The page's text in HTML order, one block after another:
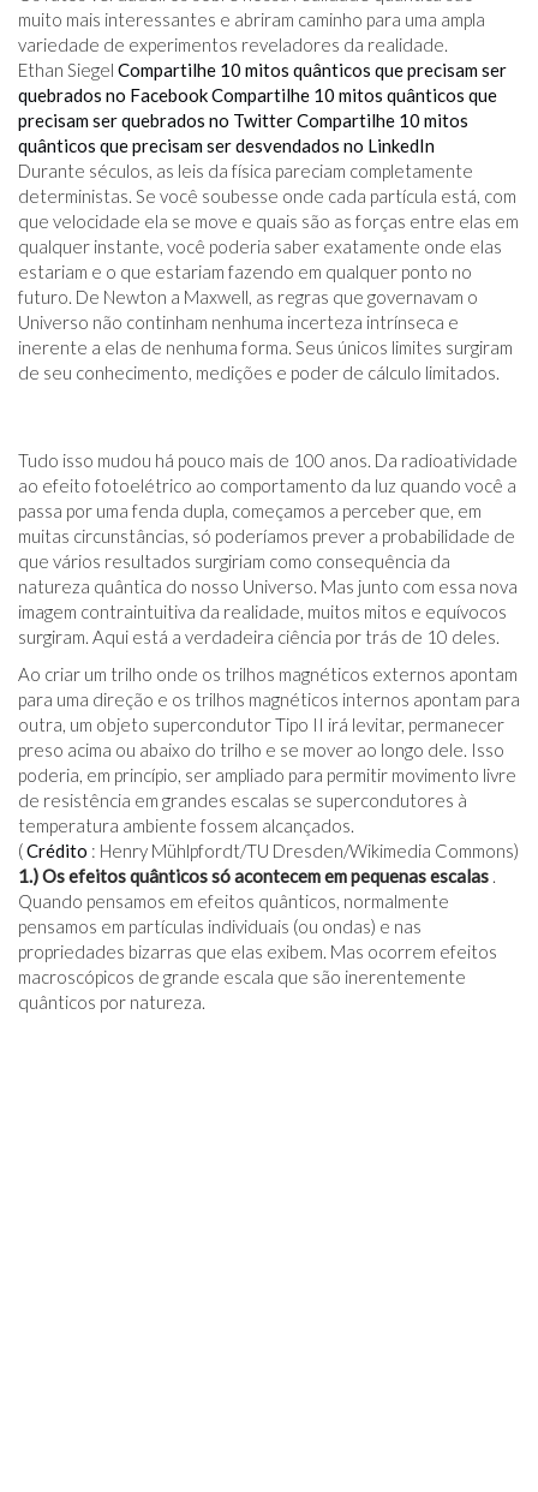
muito mais interessantes e abriram caminho para uma ampla
variedade de experimentos reveladores da realidade.
Ethan Siegel Compartilhe 10 mitos quânticos que precisam ser
quebrados no FacebookCompartilhe 10 mitos quânticos que
precisam ser quebrados no TwitterCompartilhe 10 mitos
quânticos que precisam ser desvendados no LinkedIn
Durante séculos, as leis da física pareciam completamente
deterministas. Se você soubesse onde cada partícula está, com
que velocidade ela se move e quais são as forças entre elas em
qualquer instante, você poderia saber exatamente onde elas
estariam e o que estariam fazendo em qualquer ponto no
futuro. De Newton a Maxwell, as regras que governavam o
Universo não continham nenhuma incerteza intrínseca e
inerente a elas de nenhuma forma. Seus únicos limites surgiram
de seu conhecimento, medições e poder de cálculo limitados.
Tudo isso mudou há pouco mais de 100 anos. Da radioatividade
ao efeito fotoelétrico ao comportamento da luz quando você a
passa por uma fenda dupla, começamos a perceber que, em
muitas circunstâncias, só poderíamos prever a probabilidade de
que vários resultados surgiriam como consequência da
natureza quântica do nosso Universo. Mas junto com essa nova
imagem contraintuitiva da realidade, muitos mitos e equívocos
surgiram. Aqui está a verdadeira ciência por trás de 10 deles.
Ao criar um trilho onde os trilhos magnéticos externos apontam
para uma direção e os trilhos magnéticos internos apontam para
outra, um objeto supercondutor Tipo II irá levitar, permanecer
preso acima ou abaixo do trilho e se mover ao longo dele. Isso
poderia, em princípio, ser ampliado para permitir movimento livre
de resistência em grandes escalas se supercondutores à
temperatura ambiente fossem alcançados.
(Crédito : Henry Mühlpfordt/TU Dresden/Wikimedia Commons)
1.) Os efeitos quânticos só acontecem em pequenas escalas .
Quando pensamos em efeitos quânticos, normalmente
pensamos em partículas individuais (ou ondas) e nas
propriedades bizarras que elas exibem. Mas ocorrem efeitos
macroscópicos de grande escala que são inerentemente
quânticos por natureza.